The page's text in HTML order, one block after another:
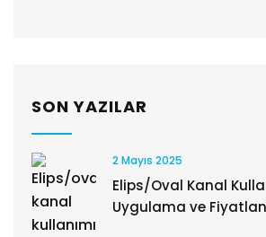
SON YAZILAR
2 Mayıs 2025
Elips/Oval Kanal
Uygulama ve